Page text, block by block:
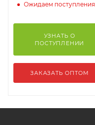
Ожидаем поступления
УЗНАТЬ О
ПОСТУПЛЕНИИ
ЗАКАЗАТЬ ОПТОМ